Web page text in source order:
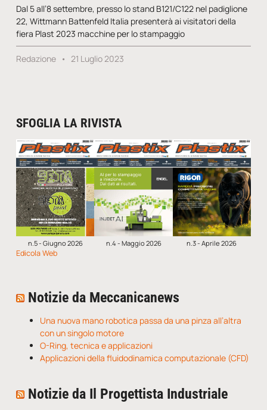
Dal 5 all’8 settembre, presso lo stand B121/C122 nel padiglione
22, Wittmann Battenfeld Italia presenterà ai visitatori della
fiera Plast 2023 macchine per lo stampaggio
Redazione 21 Luglio 2023
SFOGLIA LA RIVISTA
n.5 - Giugno 2026 n.4 - Maggio 2026 n.3 - Aprile 2026
Edicola Web
Notizie da Meccanicanews
Una nuova mano robotica passa da una pinza all’altra
con un singolo motore
O-Ring, tecnica e applicazioni
Applicazioni della fluidodinamica computazionale (CFD)
Notizie da Il Progettista Industriale